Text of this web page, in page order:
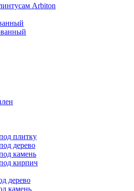
Arbiton
плитку
дерево
камень
кирпич
дерево
камень